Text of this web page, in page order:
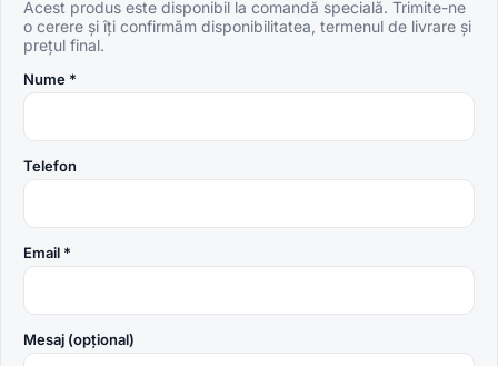
Acest produs este disponibil la comandă specială. Trimite-ne
o cerere și îți confirmăm disponibilitatea, termenul de livrare și
prețul final.
Nume *
Telefon
Email *
Mesaj (opțional)